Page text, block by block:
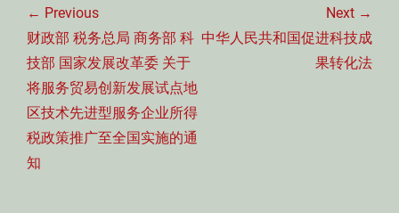
章
导
航
← Previous
Previous
post:
财政部 税务总局 商务部 科
技部 国家发展改革委 关于
将服务贸易创新发展试点地
区技术先进型服务企业所得
税政策推广至全国实施的通
知
Next →
Next
中华人民共和国促进科技成
果转化法